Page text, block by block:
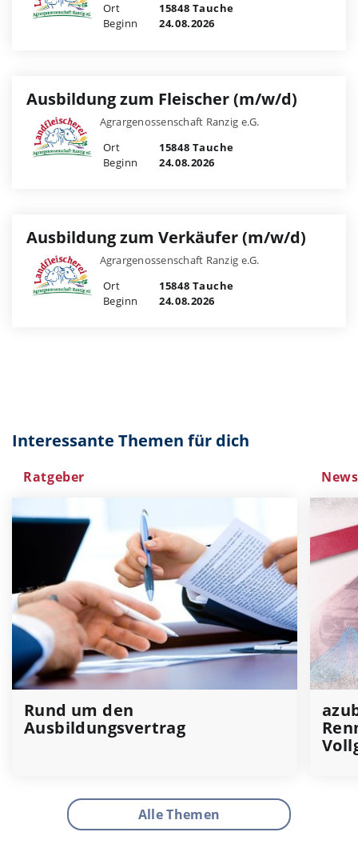
Ort
15848 Tauche
Beginn
24.08.2026
Ausbildung zum Fleischer (m/w/d)
Agrargenossenschaft Ranzig e.G.
Ort
15848 Tauche
Beginn
24.08.2026
Ausbildung zum Verkäufer (m/w/d)
Agrargenossenschaft Ranzig e.G.
Ort
15848 Tauche
Beginn
24.08.2026
Interessante Themen für dich
Ratgeber
Rund um den
Ausbildungsvertrag
News
Alle Themen